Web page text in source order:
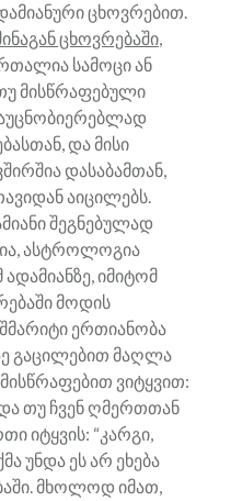
ცხოვრებით.
ცხოვრებაში,
სამოცი ან
მისწრაფებული
და მისი
დასაბამთან,
აიცილებს.
შეგნებულად
ასტროლოგია
იმიტომ
მოდის
ერთიანობა
გაცილებით მაღლა
ვიტყვით:
თუ ჩვენ ღმერთთან
იტყვის: “კარგი,
უნდა ეს არ ეხება
მხოლოდ იმათ,